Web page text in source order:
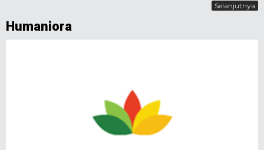
Selanjutnya
Humaniora